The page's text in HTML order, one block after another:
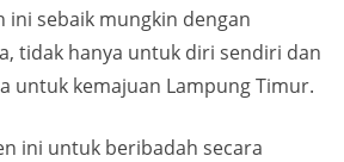
ini sebaik mungkin dengan
tidak hanya untuk diri sendiri dan
untuk kemajuan Lampung Timur.
ini untuk beribadah secara